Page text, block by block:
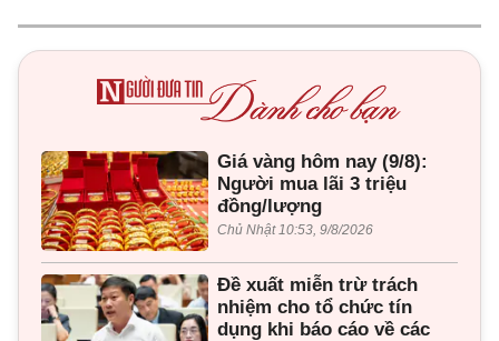
Giá vàng hôm nay (9/8):
Người mua lãi 3 triệu
đồng/lượng
Chủ Nhật 10:53, 9/8/2026
Đề xuất miễn trừ trách
nhiệm cho tổ chức tín
dụng khi báo cáo về các